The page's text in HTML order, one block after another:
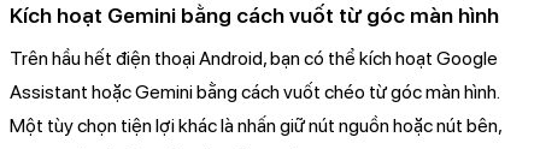
Kích hoạt Gemini bằng cách vuốt từ góc màn hình
Trên hầu hết điện thoại Android, bạn có thể kích hoạt Google
Assistant hoặc Gemini bằng cách vuốt chéo từ góc màn hình.
Một tùy chọn tiện lợi khác là nhấn giữ nút nguồn hoặc nút bên,